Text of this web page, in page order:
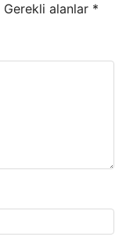
Gerekli alanlar *